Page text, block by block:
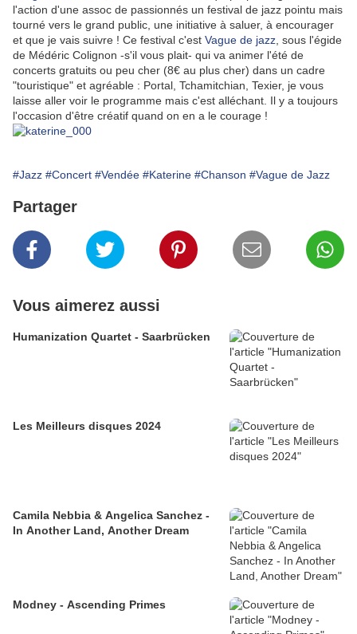
l'action d'une assoc de passionnés un festival de jazz pointu mais
tourné vers le grand public, une initiative à saluer, à encourager
et que je vais suivre ! Ce festival c'est Vague de jazz , sous l'égide
de Médéric Colignon -s'il vous plait- qui va animer l'été de
concerts gratuits ou peu cher (8€ au plus cher) dans un cadre
"touristique" et agréable : Portal, Tchamitchian, Texier, je vous
laisse aller voir le programme mais c'est alléchant. Il y a toujours
l'occasion d'être créatif quand on en a le courage !
#Jazz #Concert #Vendée #Katerine #Chanson #Vague de Jazz
Partager
Vous aimerez aussi
Humanization Quartet - Saarbrücken
Les Meilleurs disques 2024
Camila Nebbia & Angelica Sanchez -
In Another Land, Another Dream
Modney - Ascending Primes